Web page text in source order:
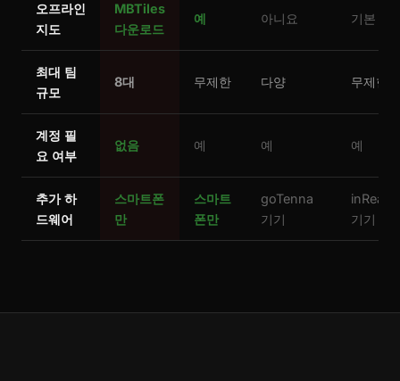
오프라인
지도
MBTiles
다운로드
예 아니요 기본
최대 팀
규모
8대 무제한 다양 무제한
계정 필
요 여부
없음 예 예 예
추가 하
드웨어
스마트폰
만
스마트
폰만
goTenna
기기
inReach
기기